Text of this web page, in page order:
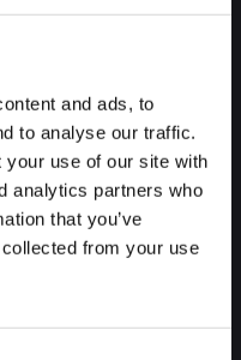
and ads, to
to analyse our traffic.
your use of our site with
analytics partners who
that you’ve
from your use